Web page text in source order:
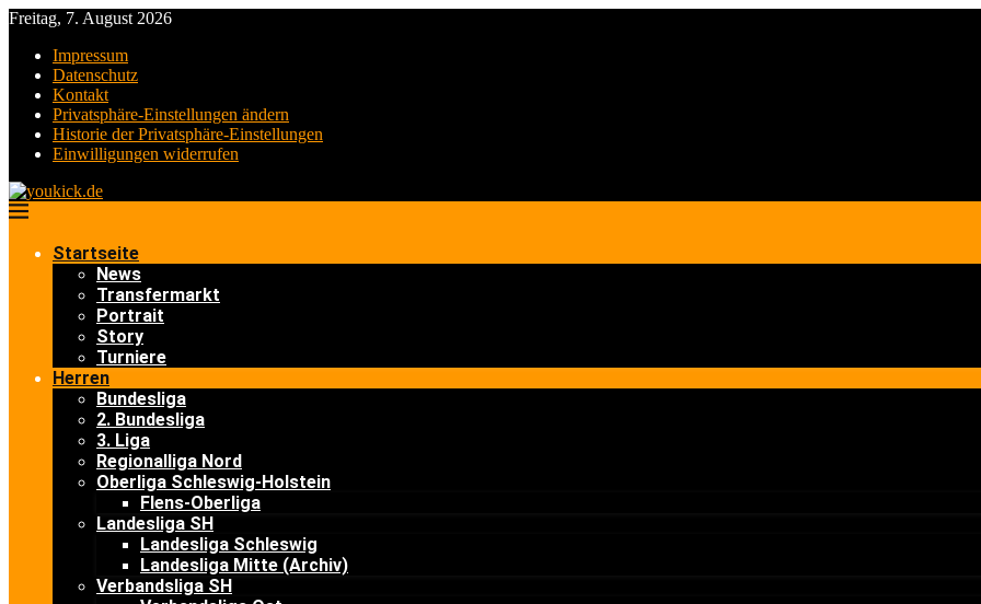
Freitag, 7. August 2026
Impressum
Datenschutz
Kontakt
Privatsphäre-Einstellungen ändern
Historie der Privatsphäre-Einstellungen
Einwilligungen widerrufen
Startseite
News
Transfermarkt
Portrait
Story
Turniere
Herren
Bundesliga
2. Bundesliga
3. Liga
Regionalliga Nord
Oberliga Schleswig-Holstein
Flens-Oberliga
Landesliga SH
Landesliga Schleswig
Landesliga Mitte (Archiv)
Verbandsliga SH